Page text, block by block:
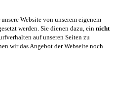
Website von unserem eigenem
werden. Sie dienen dazu, ein nicht
auf unseren Seiten zu
wir das Angebot der Webseite noch